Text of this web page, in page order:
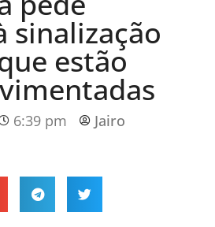
sinalização
estão
6:39 pm Jairo